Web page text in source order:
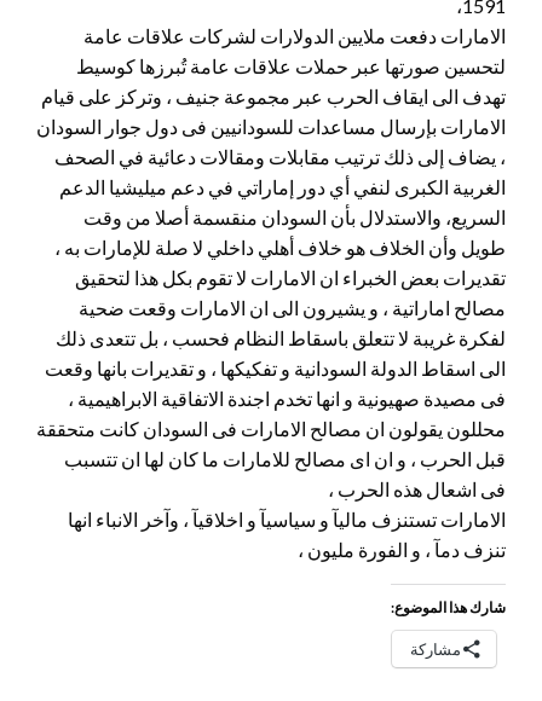
1591،
الامارات دفعت ملايين الدولارات لشركات علاقات عامة
لتحسين صورتها عبر حملات علاقات عامة تُبرزها كوسيط
تهدف الى ايقاف الحرب عبر مجموعة جنيف ، وتركز على قيام
الامارات بإرسال مساعدات للسودانيين فى دول جوار السودان
، يضاف إلى ذلك ترتيب مقابلات ومقالات دعائية في الصحف
الغربية الكبرى لنفي أي دور إماراتي في دعم ميليشيا الدعم
السريع، والاستدلال بأن السودان منقسمة أصلا من وقت
طويل وأن الخلاف هو خلاف أهلي داخلي لا صلة للإمارات به ،
تقديرات بعض الخبراء ان الامارات لا تقوم بكل هذا لتحقيق
مصالح اماراتية ، و يشيرون الى ان الامارات وقعت ضحية
لفكرة غريبة لا تتعلق باسقاط النظام فحسب ، بل تتعدى ذلك
الى اسقاط الدولة السودانية و تفكيكها ، و تقديرات بانها وقعت
فى مصيدة صهيونية و انها تخدم اجندة الاتفاقية الابراهيمية ،
محللون يقولون ان مصالح الامارات فى السودان كانت متحققة
قبل الحرب ، و ان اى مصالح للامارات ما كان لها ان تتسبب
فى اشعال هذه الحرب ،
الامارات تستنزف ماليآ و سياسيآ و اخلاقيآ ، وآخر الانباء انها
تنزف دمآ ، و الفورة مليون ،
شارك هذا الموضوع:
مشاركة